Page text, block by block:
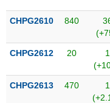
phiếu
tiết
quan
CHPG2610 840
CHPG2612 20
CHPG2613 470
MỚI
Ngành
(-)
VS-
SECTOR